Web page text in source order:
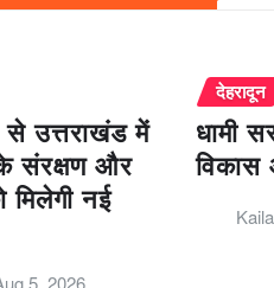
से उत्तराखंड में
संरक्षण और
मिलेगी नई
देहरादून
धामी
विकास